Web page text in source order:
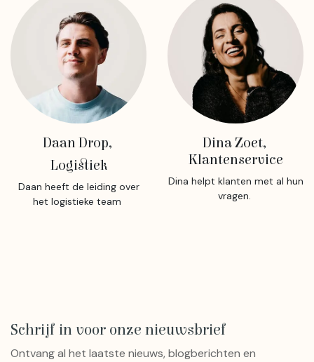
Daan Drop,
Logistiek
Daan heeft de leiding over
het logistieke team
Dina Zoet,
Klantenservice
Dina helpt klanten met al hun
vragen.
Schrijf in voor onze nieuwsbrief
Ontvang al het laatste nieuws, blogberichten en